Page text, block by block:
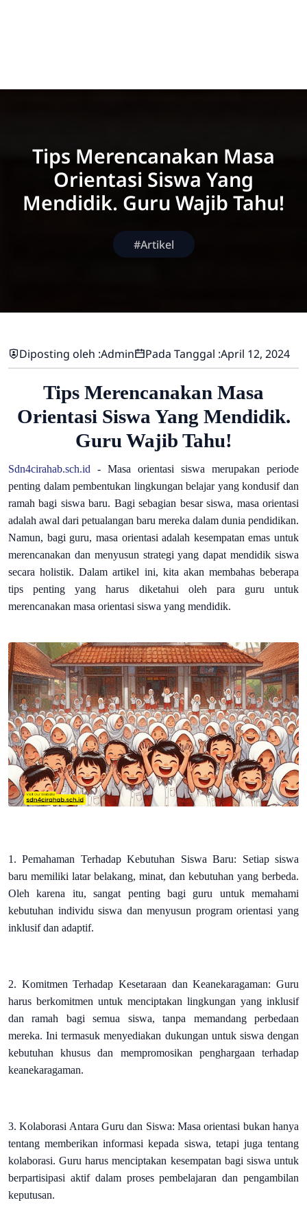
Tips Merencanakan Masa
Orientasi Siswa Yang
Mendidik. Guru Wajib Tahu!
#Artikel
Diposting oleh :Admin Pada Tanggal :April 12, 2024
Tips Merencanakan Masa
Orientasi Siswa Yang Mendidik.
Guru Wajib Tahu!
Sdn4cirahab.sch.id - Masa orientasi siswa merupakan periode
penting dalam pembentukan lingkungan belajar yang kondusif dan
ramah bagi siswa baru. Bagi sebagian besar siswa, masa orientasi
adalah awal dari petualangan baru mereka dalam dunia pendidikan.
Namun, bagi guru, masa orientasi adalah kesempatan emas untuk
merencanakan dan menyusun strategi yang dapat mendidik siswa
secara holistik. Dalam artikel ini, kita akan membahas beberapa
tips penting yang harus diketahui oleh para guru untuk
merencanakan masa orientasi siswa yang mendidik.
1. Pemahaman Terhadap Kebutuhan Siswa Baru: Setiap siswa
baru memiliki latar belakang, minat, dan kebutuhan yang berbeda.
Oleh karena itu, sangat penting bagi guru untuk memahami
kebutuhan individu siswa dan menyusun program orientasi yang
inklusif dan adaptif.
2. Komitmen Terhadap Kesetaraan dan Keanekaragaman: Guru
harus berkomitmen untuk menciptakan lingkungan yang inklusif
dan ramah bagi semua siswa, tanpa memandang perbedaan
mereka. Ini termasuk menyediakan dukungan untuk siswa dengan
kebutuhan khusus dan mempromosikan penghargaan terhadap
keanekaragaman.
3. Kolaborasi Antara Guru dan Siswa: Masa orientasi bukan hanya
tentang memberikan informasi kepada siswa, tetapi juga tentang
kolaborasi. Guru harus menciptakan kesempatan bagi siswa untuk
berpartisipasi aktif dalam proses pembelajaran dan pengambilan
keputusan.